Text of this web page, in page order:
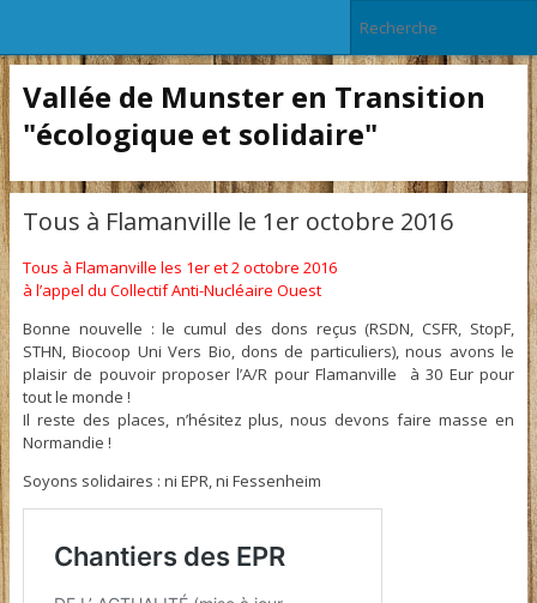
Vallée de Munster en Transition
"écologique et solidaire"
Tous à Flamanville le 1er octobre 2016
Tous à Flamanville les 1er et 2 octobre 2016
à l’appel du Collectif Anti-Nucléaire Ouest
Bonne nouvelle : le cumul des dons reçus (RSDN, CSFR, StopF,
STHN, Biocoop Uni Vers Bio, dons de particuliers), nous avons le
plaisir de pouvoir proposer l’A/R pour Flamanville à 30 Eur pour
tout le monde !
Il reste des places, n’hésitez plus, nous devons faire masse en
Normandie !
Soyons solidaires : ni EPR, ni Fessenheim